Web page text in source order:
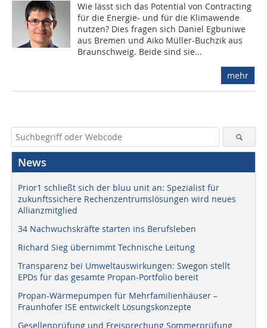
Wie lässt sich das Potential von Contracting
für die Energie- und für die Klimawende
nutzen? Dies fragen sich Daniel Egbuniwe
aus Bremen und Aiko Müller-Buchzik aus
Braunschweig. Beide sind sie...
mehr
News
Prior1 schließt sich der bluu unit an: Spezialist für
zukunftssichere Rechenzentrumslösungen wird neues
Allianzmitglied
34 Nachwuchskräfte starten ins Berufsleben
Richard Sieg übernimmt Technische Leitung
Transparenz bei Umweltauswirkungen: Swegon stellt
EPDs für das gesamte Propan-Portfolio bereit
Propan-Wärmepumpen für Mehrfamilienhäuser –
Fraunhofer ISE entwickelt Lösungskonzepte
Gesellenprüfung und Freisprechung Sommerprüfung